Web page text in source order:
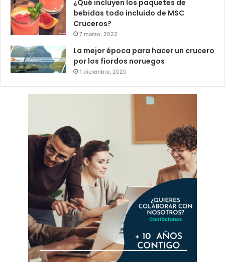
¿Qué incluyen los paquetes de
bebidas todo incluido de MSC
Cruceros?
7 marzo, 2022
La mejor época para hacer un crucero
por los fiordos noruegos
1 diciembre, 2020